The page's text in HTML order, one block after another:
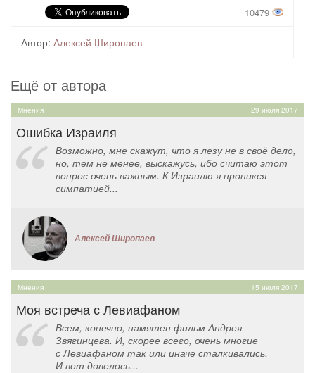
10479
Автор: Алексей Широпаев
Ещё от автора
Мнения 29 июля 2017
Ошибка Израиля
Возможно, мне скажут, что я лезу не в своё дело,
но, тем не менее, выскажусь, ибо считаю этот
вопрос очень важным. К Израилю я проникся
симпатией...
Алексей Широпаев
Мнения 15 июля 2017
Моя встреча с Левиафаном
Всем, конечно, памятен фильм Андрея
Звягинцева. И, скорее всего, очень многие
с Левиафаном так или иначе сталкивались.
И вот довелось...